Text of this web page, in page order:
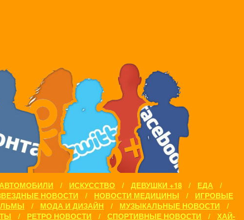
/ ИСКУССТВО / ДЕВУШКИ +18 / ЕДА
/
НОВОСТИ / НОВОСТИ МЕДИЦИНЫ /
ИГРОВЫЕ
/ МОДА И ДИЗАЙН / МУЗЫКАЛЬНЫЕ НОВОСТИ
/
/ РЕТРО НОВОСТИ / СПОРТИВНЫЕ НОВОСТИ / ХАЙ-